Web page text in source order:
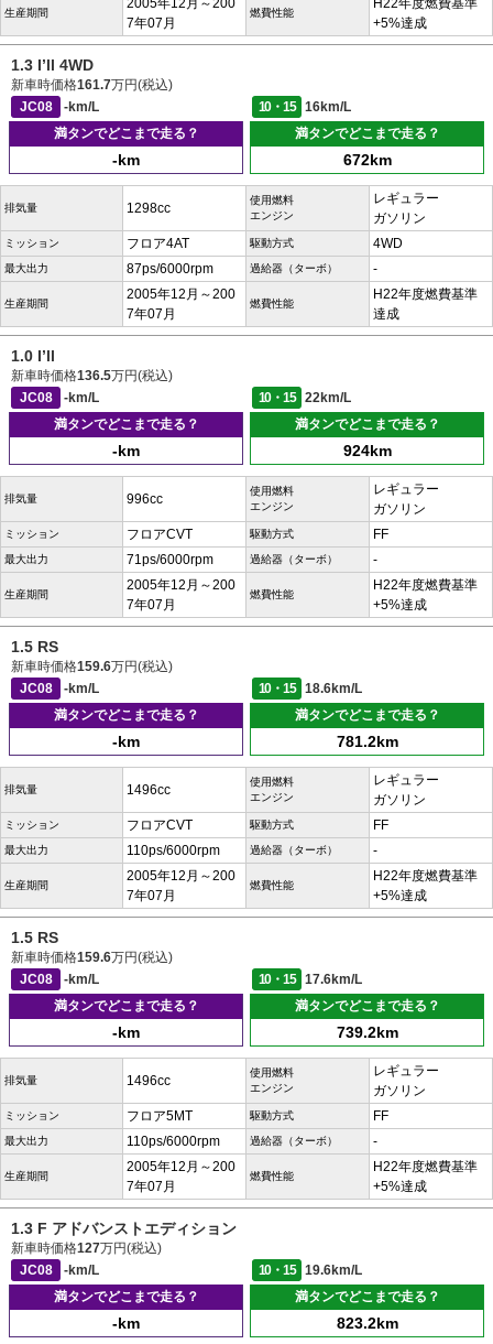
生産期間
2005年12月～200
7年07月
燃費性能
H22年度燃費基準
+5%達成
1.3 I’ll 4WD
新車時価格161.7万円(税込)
JC08
-km/L 10・15
16km/L
満タンでどこまで走る？
-km
満タンでどこまで走る？
672km
排気量 1298cc
使用燃料
エンジン
レギュラー
ガソリン
ミッション フロア4AT 駆動方式 4WD
最大出力 87ps/6000rpm 過給器（ターボ） -
生産期間
2005年12月～200
7年07月
燃費性能
H22年度燃費基準
達成
1.0 I’ll
新車時価格136.5万円(税込)
JC08
-km/L 10・15
22km/L
満タンでどこまで走る？
-km
満タンでどこまで走る？
924km
排気量 996cc
使用燃料
エンジン
レギュラー
ガソリン
ミッション フロアCVT 駆動方式 FF
最大出力 71ps/6000rpm 過給器（ターボ） -
生産期間
2005年12月～200
7年07月
燃費性能
H22年度燃費基準
+5%達成
1.5 RS
新車時価格159.6万円(税込)
JC08
-km/L 10・15
18.6km/L
満タンでどこまで走る？
-km
満タンでどこまで走る？
781.2km
排気量 1496cc
使用燃料
エンジン
レギュラー
ガソリン
ミッション フロアCVT 駆動方式 FF
最大出力 110ps/6000rpm 過給器（ターボ） -
生産期間
2005年12月～200
7年07月
燃費性能
H22年度燃費基準
+5%達成
1.5 RS
新車時価格159.6万円(税込)
JC08
-km/L 10・15
17.6km/L
満タンでどこまで走る？
-km
満タンでどこまで走る？
739.2km
排気量 1496cc
使用燃料
エンジン
レギュラー
ガソリン
ミッション フロア5MT 駆動方式 FF
最大出力 110ps/6000rpm 過給器（ターボ） -
生産期間
2005年12月～200
7年07月
燃費性能
H22年度燃費基準
+5%達成
1.3 F アドバンストエディション
新車時価格127万円(税込)
JC08
-km/L 10・15
19.6km/L
満タンでどこまで走る？
-km
満タンでどこまで走る？
823.2km